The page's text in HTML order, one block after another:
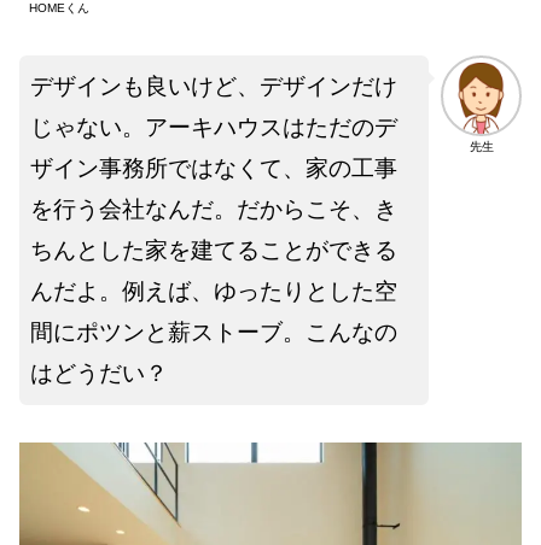
HOMEくん
先生
デザインも良いけど、デザインだけ
じゃない。アーキハウスはただのデ
ザイン事務所ではなくて、家の工事
を行う会社なんだ。だからこそ、き
ちんとした家を建てることができる
んだよ。例えば、ゆったりとした空
間にポツンと薪ストーブ。こんなの
はどうだい？